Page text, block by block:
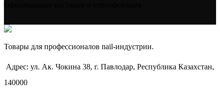
Товары для профессионалов nail-индустрии.
Адрес: ул. Ак. Чокина 38, г. Павлодар, Республика Казахстан,
140000